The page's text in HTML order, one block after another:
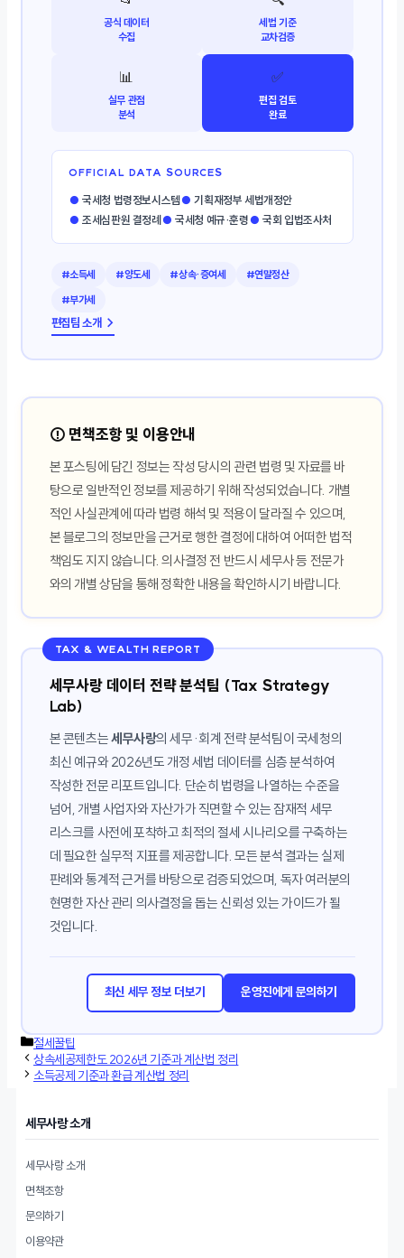
공식 데이터
수집
세법 기준
교차검증
📊
실무 관점
분석
✅
편집 검토
완료
OFFICIAL DATA SOURCES
● 국세청 법령정보시스템● 기획재정부 세법개정안
● 조세심판원 결정례 ● 국세청 예규·훈령● 국회 입법조사처
#소득세 #양도세 #상속·증여세
#연말정산
#부가세
편집팀 소개 →
⚠️ 면책조항 및 이용안내
본 포스팅에 담긴 정보는 작성 당시의 관련 법령 및 자료를 바
탕으로 일반적인 정보를 제공하기 위해 작성되었습니다. 개별
적인 사실관계에 따라 법령 해석 및 적용이 달라질 수 있으며,
본 블로그의 정보만을 근거로 행한 결정에 대하여 어떠한 법적
책임도 지지 않습니다. 의사결정 전 반드시 세무사 등 전문가
와의 개별 상담을 통해 정확한 내용을 확인하시기 바랍니다.
TAX & WEALTH REPORT
세무사랑 데이터 전략 분석팀 (Tax Strategy
Lab)
본 콘텐츠는세무사랑의 세무·회계 전략 분석팀이 국세청의
최신 예규와 2026년도 개정 세법 데이터를 심층 분석하여
작성한 전문 리포트입니다. 단순히 법령을 나열하는 수준을
넘어, 개별 사업자와 자산가가 직면할 수 있는 잠재적 세무
리스크를 사전에 포착하고 최적의 절세 시나리오를 구축하는
데 필요한 실무적 지표를 제공합니다. 모든 분석 결과는 실제
판례와 통계적 근거를 바탕으로 검증되었으며, 독자 여러분의
현명한 자산 관리 의사결정을 돕는 신뢰성 있는 가이드가 될
것입니다.
최신 세무 정보 더보기 운영진에게 문의하기
카
테
고
절세꿀팁
상속세공제한도 2026년 기준과 계산법 정리
소득공제 기준과 환급 계산법 정리
세무사랑 소개
세무사랑 소개
면책조항
문의하기
이용약관